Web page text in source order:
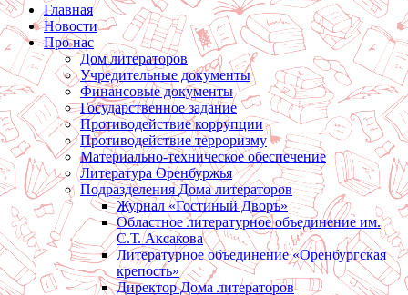
Главная
Новости
Про нас
Дом литераторов
Учредительные документы
Финансовые документы
Государственное задание
Противодействие коррупции
Противодействие терроризму
Материально-техническое обеспечение
Литература Оренбуржья
Подразделения Дома литераторов
Журнал «Гостиный Дворъ»
Областное литературное объединение им.
С.Т. Аксакова
Литературное объединение «Оренбургская
крепость»
Директор Дома литераторов